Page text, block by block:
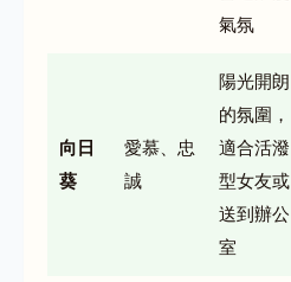
氣氛
向日
葵
愛慕、忠
誠
陽光開朗
的氛圍，
適合活潑
型女友或
送到辦公
室